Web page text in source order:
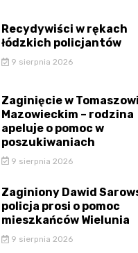
Recydywiści w rękach
łódzkich policjantów
9 sierpnia 2026
Zaginięcie w
Mazowieckim – rodzina
apeluje o pomoc w
poszukiwaniach
9 sierpnia 2026
Zaginiony Dawid
policja prosi o pomoc
mieszkańców Wielunia
9 sierpnia 2026